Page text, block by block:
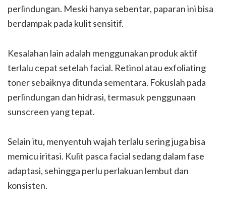
perlindungan. Meski hanya sebentar, paparan ini bisa
berdampak pada kulit sensitif.
Kesalahan lain adalah menggunakan produk aktif
terlalu cepat setelah facial. Retinol atau exfoliating
toner sebaiknya ditunda sementara. Fokuslah pada
perlindungan dan hidrasi, termasuk penggunaan
sunscreen yang tepat.
Selain itu, menyentuh wajah terlalu sering juga bisa
memicu iritasi. Kulit pasca facial sedang dalam fase
adaptasi, sehingga perlu perlakuan lembut dan
konsisten.